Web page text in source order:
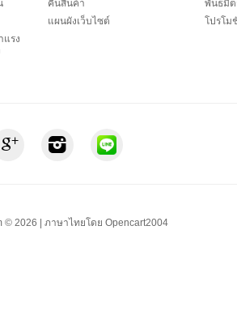
แรง
คืนสินค้า
แผนผังเว็บไซต์
พันธมิต
โปรโม
© 2026 | ภาษาไทยโดย Opencart2004